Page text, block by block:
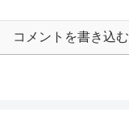
コメントを書き込む